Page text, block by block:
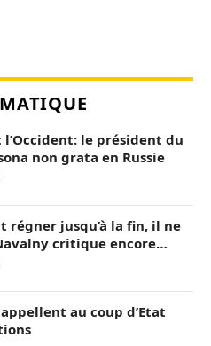
le président du
non grata en Russie
régner jusqu’à la fin, il ne
critique encore
au coup d’Etat